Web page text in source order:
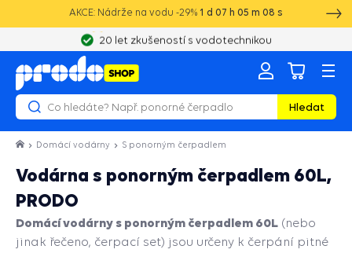
AKCE: Nádrže na vodu -29% 1 d 07 h 05 m 07 s
20 let zkušeností s vodotechnikou
Hledat
Domácí vodárny S ponorným čerpadlem
Vodárna s ponorným čerpadlem 60L,
PRODO
Domácí vodárny s ponorným čerpadlem 60L (nebo
jinak řečeno, čerpací set) jsou určeny k čerpání pitné